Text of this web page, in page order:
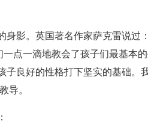
影。英国著名作家萨克雷说过
点一滴地教会了孩子们最基本
子良好的性格打下坚实的基础。
导。